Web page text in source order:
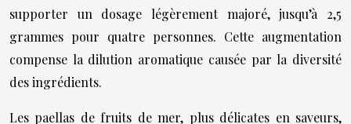
supporter un dosage légèrement majoré, jusqu’à 2,5
grammes pour quatre personnes. Cette augmentation
compense la dilution aromatique causée par la diversité
des ingrédients.
Les paellas de fruits de mer, plus délicates en saveurs,